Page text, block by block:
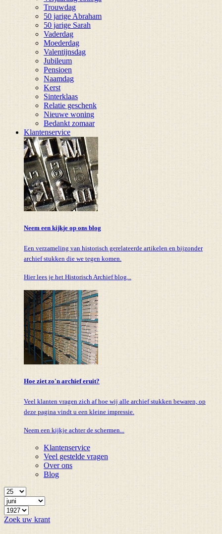
Trouwdag
50 jarige Abraham
50 jarige Sarah
Vaderdag
Moederdag
Valentijnsdag
Jubileum
Pensioen
Naamdag
Kerst
Sinterklaas
Relatie geschenk
Nieuwe woning
Bedankt zomaar
Klantenservice
Neem een kijkje op ons blog
Een verzameling van historisch gerelateerde artikelen en bijzonder
archief stukken die we tegen komen.
Hier lees je het Historisch Archief blog...
Hoe ziet zo'n archief eruit?
Veel klanten vragen zich af hoe wij alle archief stukken bewaren, op
deze pagina vindt u een kleine impressie.
Neem een kijkje achter de schermen...
Klantenservice
Veel gestelde vragen
Over ons
Blog
Zoek uw krant